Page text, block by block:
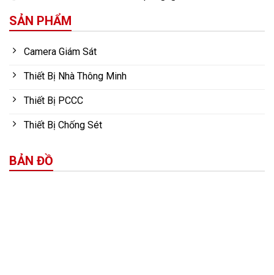
SẢN PHẨM
Camera Giám Sát
Thiết Bị Nhà Thông Minh
Thiết Bị PCCC
Thiết Bị Chống Sét
BẢN ĐỒ